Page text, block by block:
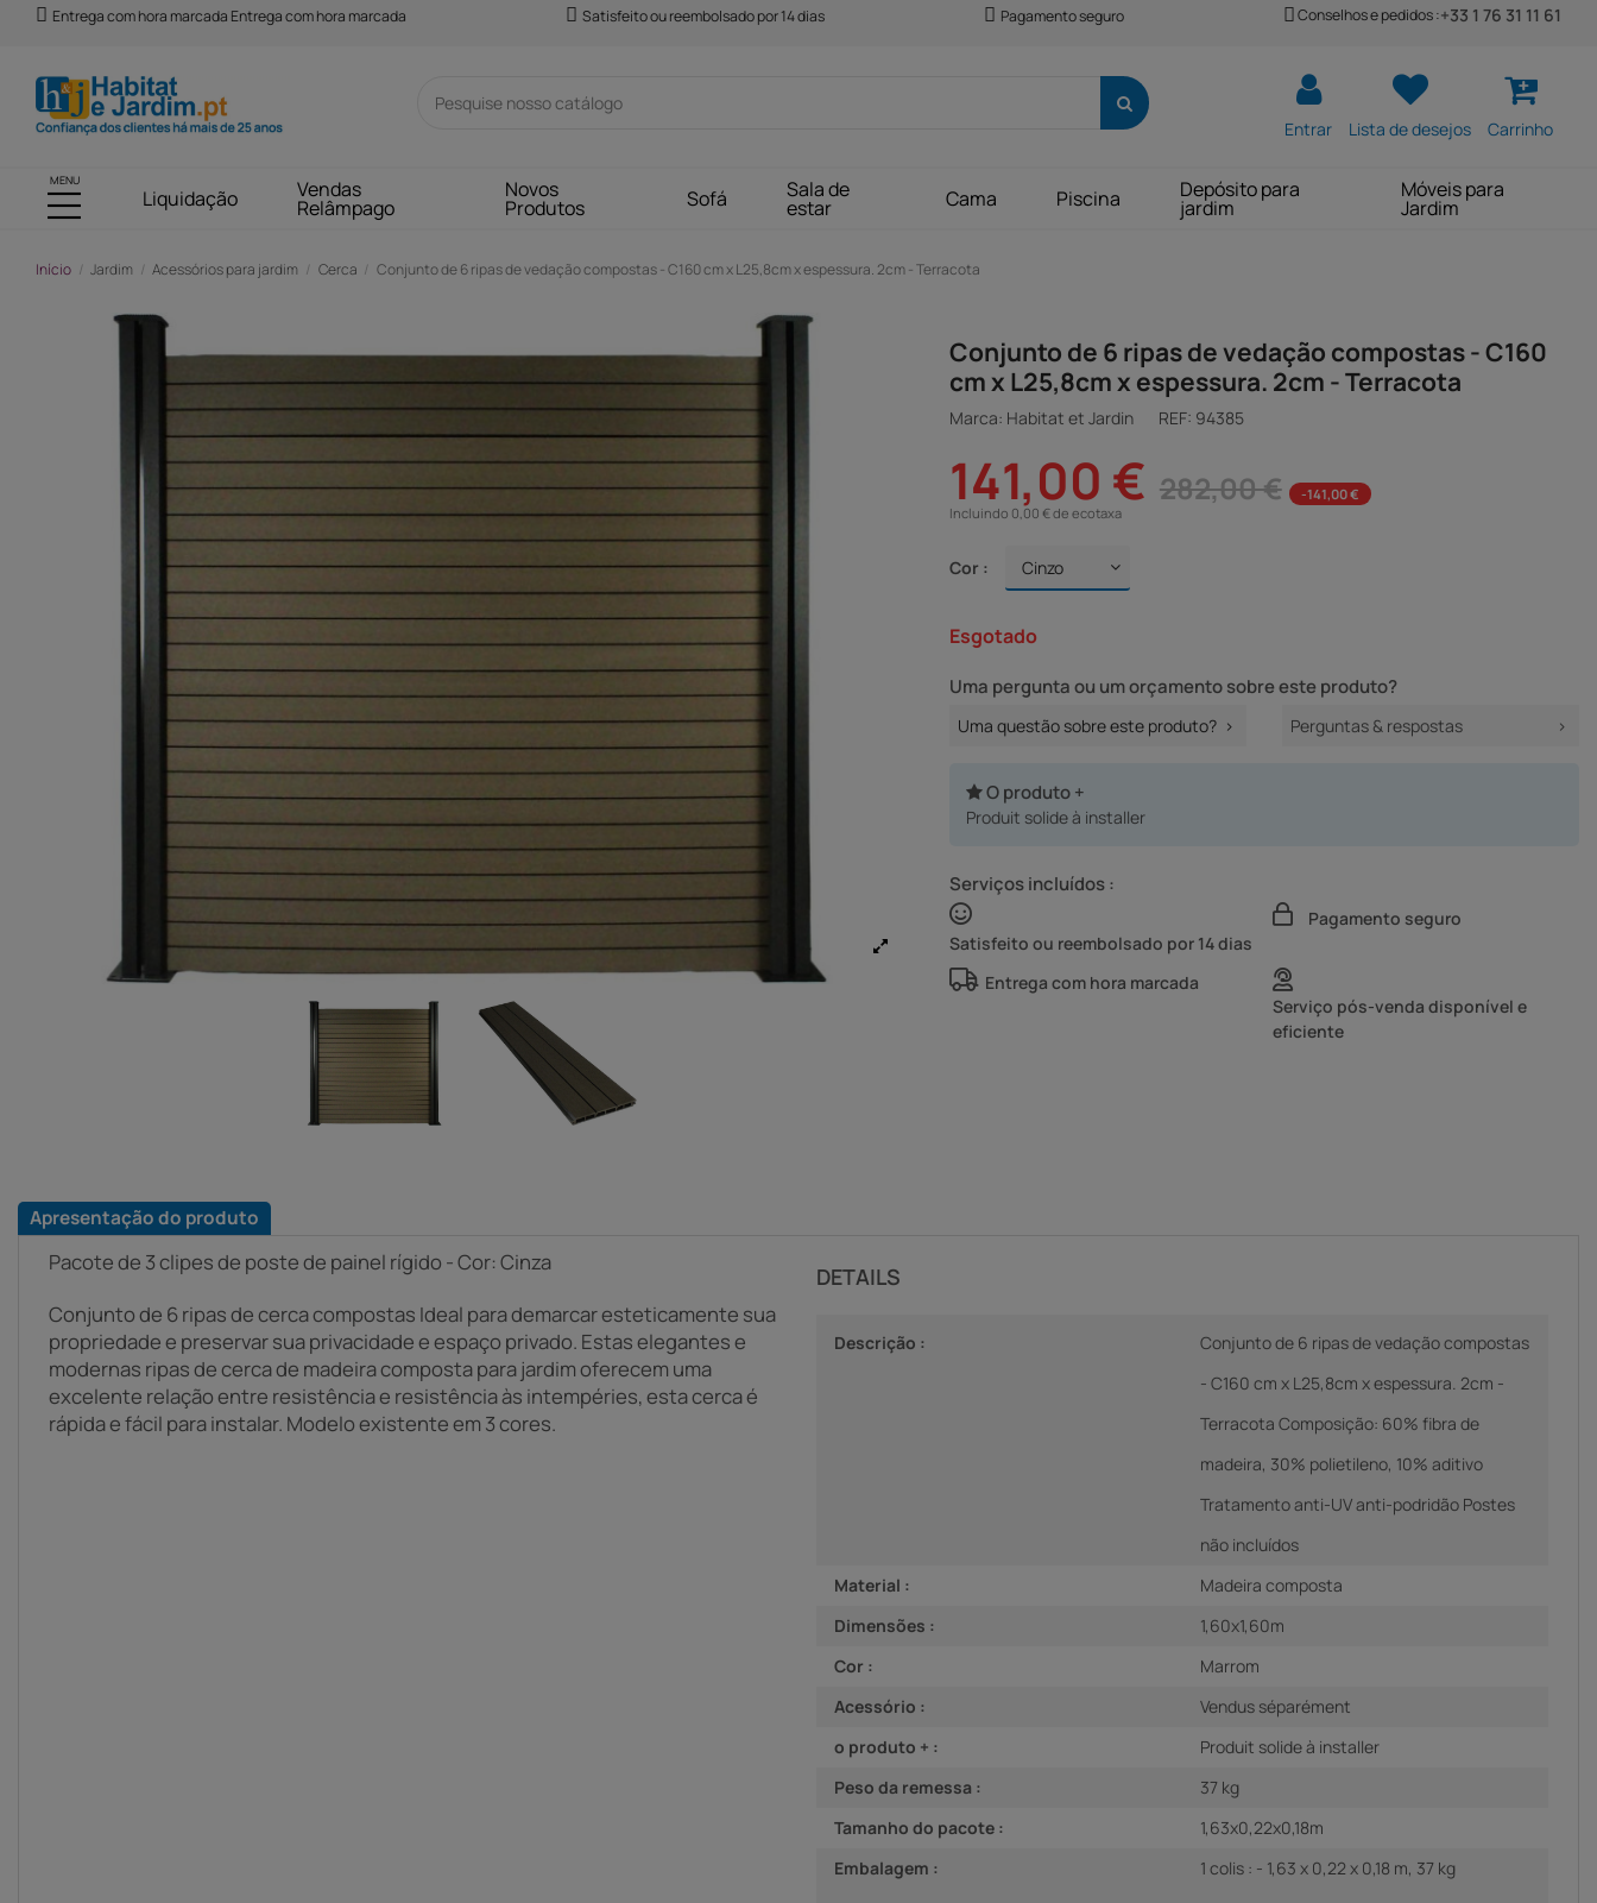
Entrega com hora marcada Entrega com hora marcada Satisfeito ou reembolsado por 14 dias Pagamento seguro Conselhos e pedidos :+33 1 76 31 11 61
Entrar Lista de desejos Carrinho
MENU
Liquidação Vendas
Relâmpago
Novos
Produtos Sofá Sala de
estar Cama Piscina Depósito para
jardim
Móveis para
Jardim
Início Jardim Acessórios para jardim Cerca Conjunto de 6 ripas de vedação compostas - C160 cm x L25,8cm x espessura. 2cm - Terracota
Conjunto de 6 ripas de vedação compostas - C160
cm x L25,8cm x espessura. 2cm - Terracota
Marca: Habitat et Jardin REF: 94385
141,00 € 282,00 €
-141,00 €
Incluindo 0,00 € de ecotaxa
Cor :
Esgotado
Uma pergunta ou um orçamento sobre este produto?
Uma questão sobre este produto? Perguntas & respostas
O produto +
Produit solide à installer
Serviços incluídos :
Satisfeito ou reembolsado por 14 dias
Pagamento seguro
Entrega com hora marcada
Serviço pós-venda disponível e
eficiente
Apresentação do produto
Pacote de 3 clipes de poste de painel rígido - Cor: Cinza
Conjunto de 6 ripas de cerca compostas Ideal para demarcar esteticamente sua
propriedade e preservar sua privacidade e espaço privado. Estas elegantes e
modernas ripas de cerca de madeira composta para jardim oferecem uma
excelente relação entre resistência e resistência às intempéries, esta cerca é
rápida e fácil para instalar. Modelo existente em 3 cores.
DETAILS
Descrição :
Conjunto de 6 ripas de vedação compostas
- C160 cm x L25,8cm x espessura. 2cm -
Terracota Composição: 60% fibra de
madeira, 30% polietileno, 10% aditivo
Tratamento anti-UV anti-podridão Postes
não incluídos
Material :
Madeira composta
Dimensões :
1,60x1,60m
Cor :
Marrom
Acessório :
Vendus séparément
o produto + :
Produit solide à installer
Peso da remessa :
37 kg
Tamanho do pacote :
1,63x0,22x0,18m
Embalagem :
1 colis : - 1,63 x 0,22 x 0,18 m, 37 kg